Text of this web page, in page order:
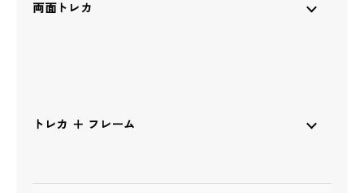
両面トレカ
トレカ ＋ フレーム